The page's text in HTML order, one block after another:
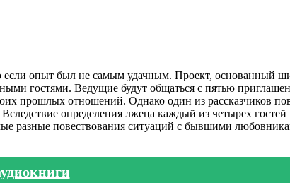
опыт был не самым удачным. Проект, основанный
гостями. Ведущие будут общаться с пятью
прошлых отношений. Однако один из рассказчиков
определения лжеца каждый из четырех
разные повествования ситуаций с бывшими